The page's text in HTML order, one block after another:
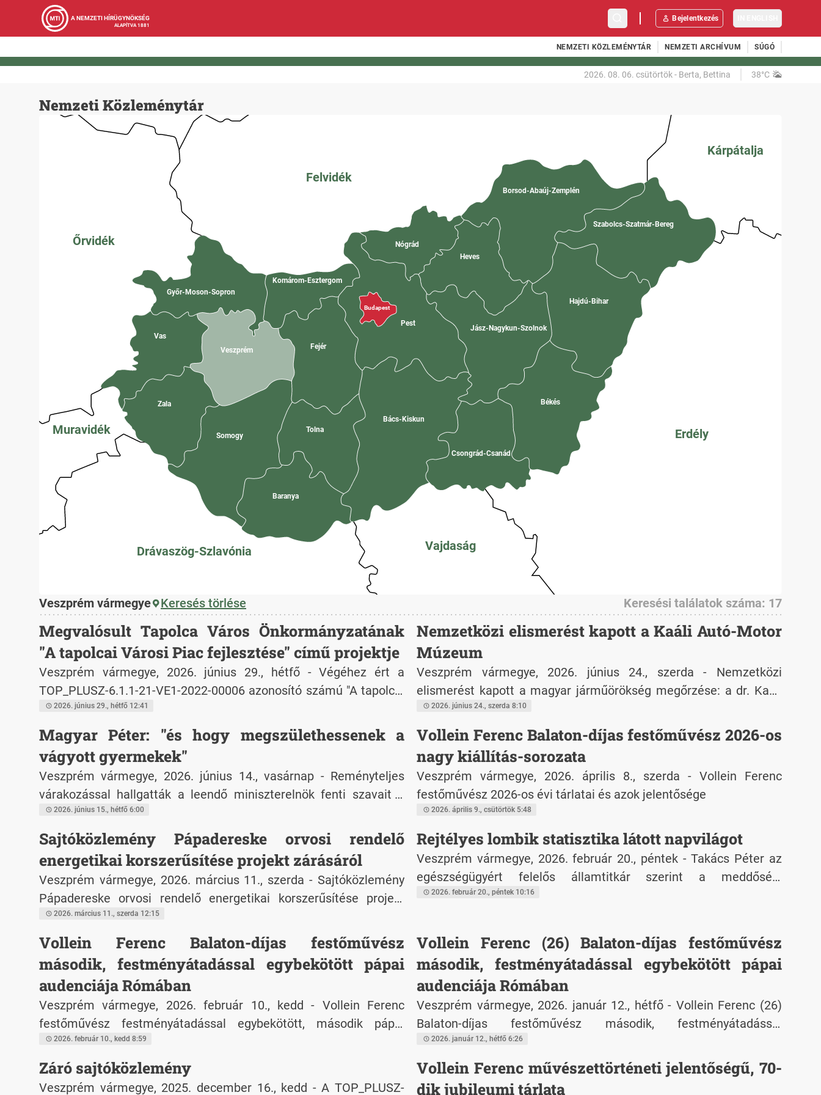
A NEMZETI HÍRÜGYNÖKSÉG
ALAPÍTVA 1881
Bejelentkezés
NEMZETI KÖZLEMÉNYTÁR NEMZETI ARCHÍVUM SÚGÓ
2026. 08. 06. csütörtök- Berta, Bettina 38°C
Nemzeti Közleménytár
Őrvidék
Drávaszög-Szlavónia Vajdaság
Felvidék
Kárpátalja
Erdély
Muravidék
Vas
Zala
Győr-Moson-Sopron
Pest
Budapest
Baranya
Szabolcs-Szatmár-Bereg
Hajdú-Bihar
Békés
Bács-Kiskun
Csongrád-Csanád
Fejér
Tolna
Komárom-Esztergom
Somogy
Veszprém
Borsod-Abaúj-Zemplén
Nógrád
Heves
Jász-Nagykun-Szolnok
Veszprém vármegye Keresés törlése Keresési találatok száma: 17
Megvalósult Tapolca Város Önkormányzatának
"A tapolcai Városi Piac fejlesztése" című projektje
Veszprém vármegye, 2026. június 29., hétfő - Végéhez ért a
TOP_PLUSZ-6.1.1-21-VE1-2022-00006 azonosító számú "A tapolcai
Városi Piac fejlesztése" megnevezésű projekt megvalósítása.
Tapolca Város Önkormányzata - konzorciumban a Tapolca
Kereskedelmi és Szolgáltató Korlátolt Felelősségű Társasággal -
sikerrel pályázott a Terület- és Településfejlesztési Operatív
Program Plusz keretében meghirdetett TOP_Plusz-6.1.1-21-VE1
Helyi gazdaságfejlesztés tárgyú felhíváson. A konzorciumi
nem térítendő támogatást nyertek. A projekt műszaki-szakmai
tartalmának legnagyobb részét kitevő építési beruházás
kivitelezője a STRABAG Építő Korlátolt Felelősségű Társaság volt,
aki nyílt közbeszerzési eljárásban nyerte el a kivitelezési munkát.
2026. június 29., hétfő 12:41
Nemzetközi elismerést kapott a Kaáli Autó-Motor
Múzeum
Veszprém vármegye, 2026. június 24., szerda - Nemzetközi
elismerést kapott a magyar járműörökség megőrzése: a dr. Kaáli
Nagy Géza által alapított, Balaton-felvidéken található Kaáli Autó-
Motor Múzeum bekerült a Nemzetközi Automobil Szövetség, az
FIA örökségvédelmi programjának online gyűjteményébe. Az FIA
ezzel első alkalommal ismer el és mutat be magyarországi
múzeumot a világ kiemelkedő járműtörténeti gyűjteményei között.
2026. június 24., szerda 8:10
Magyar Péter: "és hogy megszülethessenek a
vágyott gyermekek"
Veszprém vármegye, 2026. június 14., vasárnap - Reményteljes
várakozással hallgatták a leendő miniszterelnök fenti szavait a
meddő párok a választási kampány során. Számukra ugyanis nagy
csalódást okozott, hogy az Orbán kormány 2020-ban állami
tulajdonba vette azokat a magánintézeteket, melyekbe utolsó
szalmaszálként kapaszkodtak. Ők nem voltak hozzászokva a
hosszú várólistákhoz, intézeti túlzsúfoltsághoz, a személytelen
bánásmódhoz, és a kevésbé eredményes kezelésekhez. Az
hamarosan soha nem látott méretű csehországi
lombikturizmushoz vezetett.
2026. június 15., hétfő 6:00
Vollein Ferenc Balaton-díjas festőművész 2026-os
nagy kiállítás-sorozata
Veszprém vármegye, 2026. április 8., szerda - Vollein Ferenc
festőművész 2026-os évi tárlatai és azok jelentősége
2026. április 9., csütörtök 5:48
Sajtóközlemény Pápadereske orvosi rendelő
energetikai korszerűsítése projekt zárásáról
Veszprém vármegye, 2026. március 11., szerda - Sajtóközlemény
Pápadereske orvosi rendelő energetikai korszerűsítése projekt
zárásáról
2026. március 11., szerda 12:15
Rejtélyes lombik statisztika látott napvilágot
Veszprém vármegye, 2026. február 20., péntek - Takács Péter az
egészségügyért felelős államtitkár szerint a meddőségi
magánintézeteket azért kellett államosítani, mert eredményességi
2026. február 20., péntek 10:16
Vollein Ferenc Balaton-díjas festőművész
második, festményátadással egybekötött pápai
audenciája Rómában
Veszprém vármegye, 2026. február 10., kedd - Vollein Ferenc
festőművész festményátadással egybekötött, második pápai
audenciája Rómában, a Szent Péter székesegyházban.
2026. február 10., kedd 8:59
Vollein Ferenc (26) Balaton-díjas festőművész
második, festményátadással egybekötött pápai
audenciája Rómában
Veszprém vármegye, 2026. január 12., hétfő - Vollein Ferenc (26)
Balaton-díjas festőművész második, festményátadással
egybekötött pápai audenciája Rómában
2026. január 12., hétfő 6:26
Záró sajtóközlemény
Veszprém vármegye, 2025. december 16., kedd - A TOP_PLUSZ-
Vollein Ferenc művészettörténeti jelentőségű, 70-
dik jubileumi tárlata